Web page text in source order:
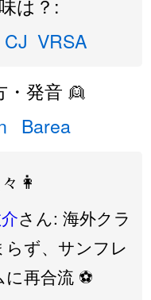
は？:
CJ VRSA
・発音 👱
Barea
👩
さん: 海外クラ
ず、サンフレ
再合流 ⚽️